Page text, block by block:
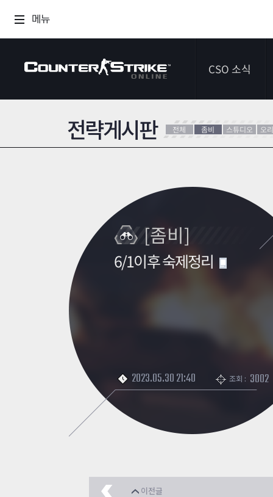
메뉴
CSO 소식
공지사항
전략게시판 전체 좀비 스튜디오 오
[좀비]
6/1이후 숙제정리
2023.05.30 21:40 조회 : 3002
이전글